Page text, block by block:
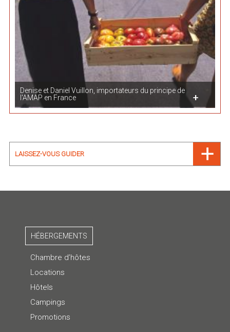
Denise et Daniel Vuillon, importateurs du principe de
l'AMAP en France
LAISSEZ-VOUS GUIDER
HÉBERGEMENTS
Chambre d’hôtes
Locations
Hôtels
Campings
Promotions